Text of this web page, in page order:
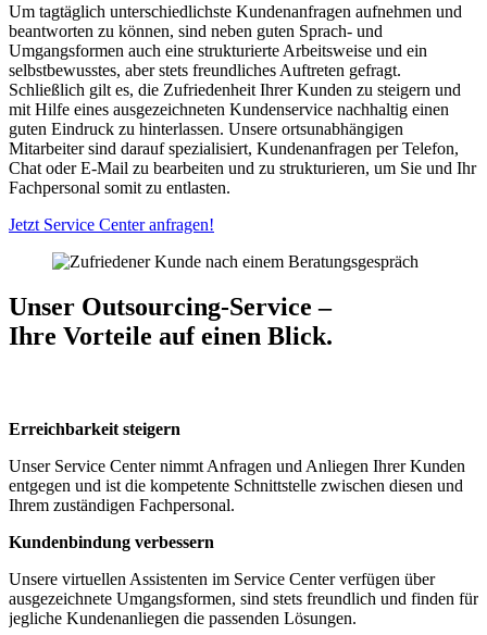
Um tagtäglich unterschiedlichste Kundenanfragen aufnehmen und
beantworten zu können, sind neben guten Sprach- und
Umgangsformen auch eine strukturierte Arbeitsweise und ein
selbstbewusstes, aber stets freundliches Auftreten gefragt.
Schließlich gilt es, die Zufriedenheit Ihrer Kunden zu steigern und
mit Hilfe eines ausgezeichneten Kundenservice nachhaltig einen
guten Eindruck zu hinterlassen. Unsere ortsunabhängigen
Mitarbeiter sind darauf spezialisiert, Kundenanfragen per Telefon,
Chat oder E-Mail zu bearbeiten und zu strukturieren, um Sie und Ihr
Fachpersonal somit zu entlasten.
Jetzt Service Center anfragen!
Unser Outsourcing-Service –
Ihre Vorteile auf einen Blick.
Erreichbarkeit steigern
Unser Service Center nimmt Anfragen und Anliegen Ihrer Kunden
entgegen und ist die kompetente Schnittstelle zwischen diesen und
Ihrem zuständigen Fachpersonal.
Kundenbindung verbessern
Unsere virtuellen Assistenten im Service Center verfügen über
ausgezeichnete Umgangsformen, sind stets freundlich und finden für
jegliche Kundenanliegen die passenden Lösungen.